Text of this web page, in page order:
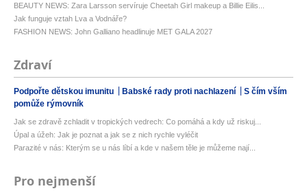
BEAUTY NEWS: Zara Larsson servíruje Cheetah Girl makeup a Billie Eilis...
Jak funguje vztah Lva a Vodnáře?
FASHION NEWS: John Galliano headlinuje MET GALA 2027
Zdraví
Podpořte dětskou imunitu Babské rady proti nachlazení
S čím vším
pomůže rýmovník
Jak se zdravě zchladit v tropických vedrech: Co pomáhá a kdy už riskuj...
Úpal a úžeh: Jak je poznat a jak se z nich rychle vyléčit
Parazité v nás: Kterým se u nás líbí a kde v našem těle je můžeme nají...
Pro nejmenší